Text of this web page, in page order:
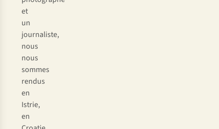
et
un
journaliste,
nous
nous
sommes
rendus
en
Istrie,
en